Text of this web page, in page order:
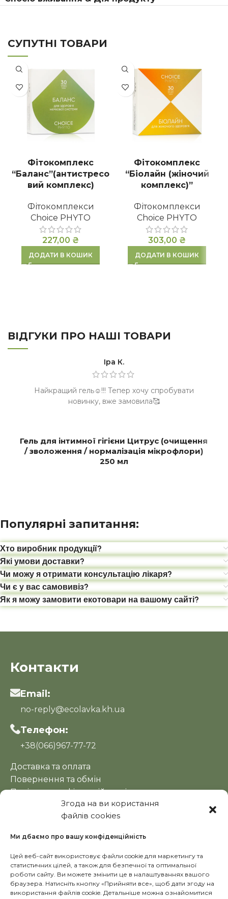
Згода на ви користання
файлів cookies
Ми дбаємо про вашу конфіденційність
Цей веб-сайт використовує файли cookie для маркетингу та
статистичних цілей, а також для безпечної та оптимальної
роботи сайту. Ви можете змінити це в налаштуваннях вашого
браузера. Натисніть кнопку «Прийняти все», щоб дати згоду на
використання файлів cookie. Детальніше можна ознайомитися
СУПУТНІ ТОВАРИ
Фітокомплекс
“Баланс”(антистресо
вий комплекс)
Фітокомплекси
Choice PHYTO
227,00 ₴
ДОДАТИ В КОШИК
Фітокомплекс
“Біолайн (жіночий
комплекс)”
Фітокомплекси
Choice PHYTO
303,00 ₴
ДОДАТИ В КОШИК
ВІДГУКИ ПРО НАШІ ТОВАРИ
Іра К.
Найкращий гель☺️!!! Тепер хочу спробувати
новинку, вже замовила🥰
Гель для інтимної гігієни Цитрус (очищення
/ зволоження / нормалізація мікрофлори)
250 мл
Популярні запитання:
Хто виробник продукції?
Які умови доставки?
Чи можу я отримати консультацію лікаря?
Чи є у вас самовивіз?
Як я можу замовити екотовари на вашому сайті?
Контакти
Email:
no-reply@ecolavka.kh.ua
Телефон:
+38(066)967-77-72
Доставка та оплата
Повернення та обмін
Політика конфіденційності